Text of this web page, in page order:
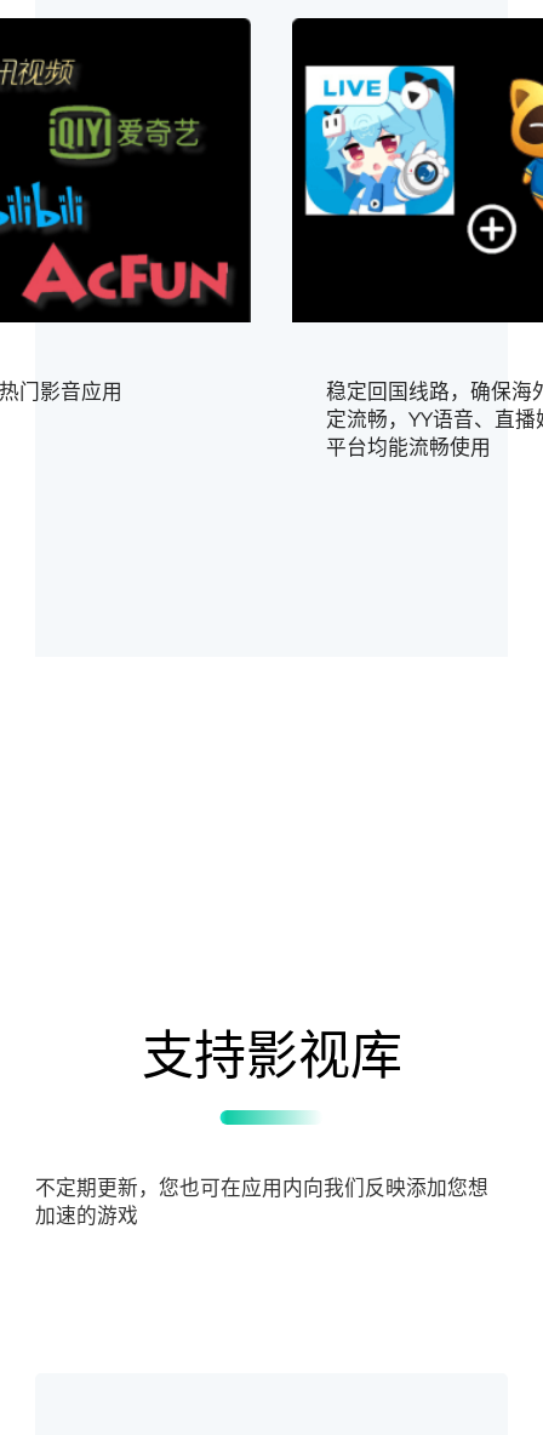
门影音应用
稳定回国线路，确保海
定流畅，YY语音、直
平台均能流畅使用
支持影视库
不定期更新，您也可在应用内向我们反映添加您想
加速的游戏